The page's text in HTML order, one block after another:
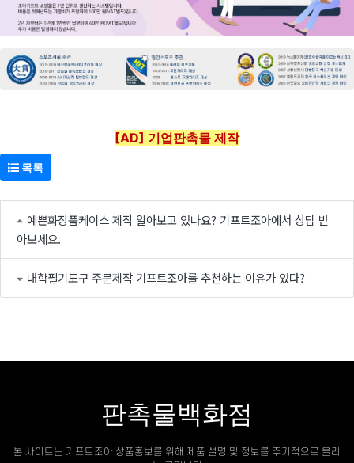
[AD] 기업판촉물 제작
목록
예쁜화장품케이스 제작 알아보고 있나요? 기프트조아에서 상담 받
아보세요.
대학필기도구 주문제작 기프트조아를 추천하는 이유가 있다?
판촉물백화점
본 사이트는 기프트조아 상품홍보를 위해 제품 설명 및 정보를 주기적으로 올리